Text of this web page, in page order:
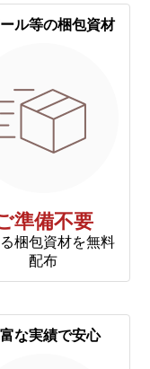
ル等の梱包資材
準備不要
梱包資材を無料
配布
な実績で安心